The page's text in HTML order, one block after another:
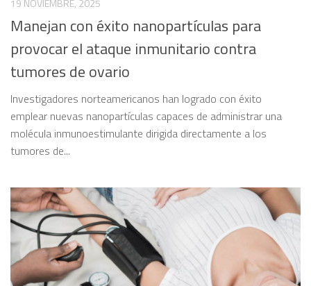
19 NOVIEMBRE, 2025
Manejan con éxito nanopartículas para
provocar el ataque inmunitario contra
tumores de ovario
Investigadores norteamericanos han logrado con éxito
emplear nuevas nanopartículas capaces de administrar una
molécula inmunoestimulante dirigida directamente a los
tumores de...